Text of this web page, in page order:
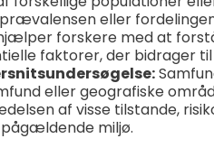
eller
forskere med at
faktorer, der bidrager til
eller geografiske
af visse tilstande,
miljø.